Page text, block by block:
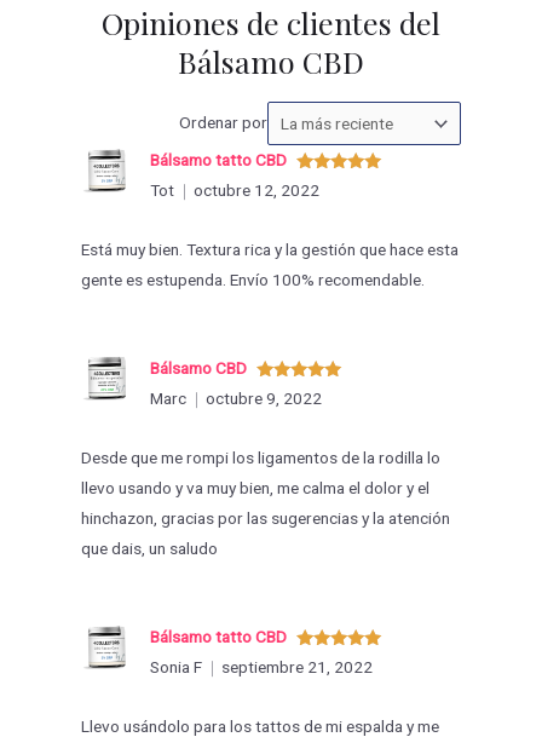
Opiniones de clientes del
Bálsamo CBD
Ordenar porOrdenar
las
Valorado
con
Bálsamo tatto CBD
Tot
octubre 12, 2022
Está muy bien. Textura rica y la gestión que hace esta
gente es estupenda. Envío 100% recomendable.
Valorado
con5de 5
Bálsamo CBD
Marc
octubre 9, 2022
Desde que me rompi los ligamentos de la rodilla lo
llevo usando y va muy bien, me calma el dolor y el
hinchazon, gracias por las sugerencias y la atención
que dais, un saludo
Valorado
con 5de 5
Bálsamo tatto CBD
Sonia F
septiembre 21, 2022
Llevo usándolo para los tattos de mi espalda y me